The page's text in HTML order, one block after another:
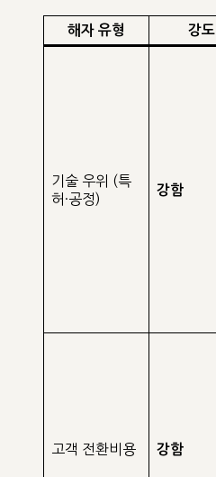
해자 유형 강도
기술 우위 (특
허·공정)
강함
고객 전환비용 강함